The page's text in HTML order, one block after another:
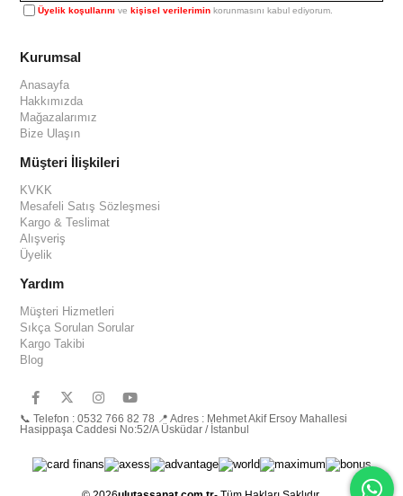
Üyelik koşullarını vekişisel verilerimin korunmasını kabul ediyorum.
Kurumsal
Anasayfa
Hakkımızda
Mağazalarımız
Bize Ulaşın
Müşteri İlişkileri
KVKK
Mesafeli Satış Sözleşmesi
Kargo & Teslimat
Alışveriş
Üyelik
Yardım
Müşteri Hizmetleri
Sıkça Sorulan Sorular
Kargo Takibi
Blog
📞 Telefon : 0532 766 82 78 📍 Adres : Mehmet Akif Ersoy Mahallesi
Hasippaşa Caddesi No:52/A Üsküdar / İstanbul